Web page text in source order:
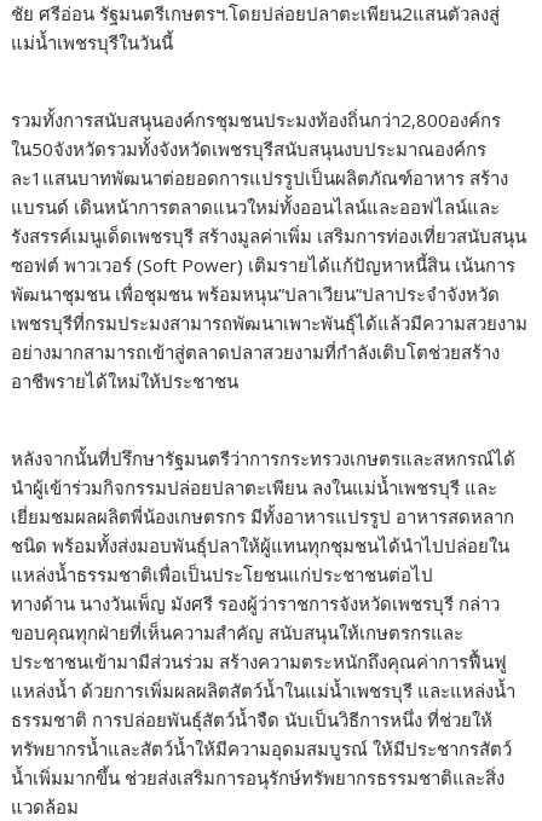
ชัย ศรีอ่อน รัฐมนตรีเกษตรฯ.โดยปล่อยปลาตะเพียน2แสนตัวลงสู่
แม่น้ำเพชรบุรีในวันนี้
รวมทั้งการสนับสนุนองค์กรชุมชนประมงท้องถิ่นกว่า2,800องค์กร
ใน50จังหวัดรวมทั้งจังหวัดเพชรบุรีสนับสนุนงบประมาณองค์กร
ละ1แสนบาทพัฒนาต่อยอดการแปรรูปเป็นผลิตภัณฑ์อาหาร สร้าง
แบรนด์ เดินหน้าการตลาดแนวใหม่ทั้งออนไลน์และออฟไลน์และ
รังสรรค์เมนูเด็ดเพชรบุรี สร้างมูลค่าเพิ่ม เสริมการท่องเที่ยวสนับสนุน
ซอฟต์ พาวเวอร์ (Soft Power) เติมรายได้แก้ปัญหาหนี้สิน เน้นการ
พัฒนาชุมชน เพื่อชุมชน พร้อมหนุน”ปลาเวียน”ปลาประจำจังหวัด
เพชรบุรีที่กรมประมงสามารถพัฒนาเพาะพันธุ์ได้แล้วมีความสวยงาม
อย่างมากสามารถเข้าสู่ตลาดปลาสวยงามที่กำลังเติบโตช่วยสร้าง
อาชีพรายได้ใหม่ให้ประชาชน
หลังจากนั้นที่ปรึกษารัฐมนตรีว่าการกระทรวงเกษตรและสหกรณ์ได้
นำผู้เข้าร่วมกิจกรรมปล่อยปลาตะเพียน ลงในแม่น้ำเพชรบุรี และ
เยี่ยมชมผลผลิตพี่น้องเกษตรกร มีทั้งอาหารแปรรูป อาหารสดหลาก
ชนิด พร้อมทั้งส่งมอบพันธุ์ปลาให้ผู้แทนทุกชุมชนได้นำไปปล่อยใน
แหล่งน้ำธรรมชาติเพื่อเป็นประโยชนแก่ประชาชนต่อไป
ทางด้าน นางวันเพ็ญ มังศรี รองผู้ว่าราชการจังหวัดเพชรบุรี กล่าว
ขอบคุณทุกฝ่ายที่เห็นความสำคัญ สนับสนุนให้เกษตรกรและ
ประชาชนเข้ามามีส่วนร่วม สร้างความตระหนักถึงคุณค่าการฟื้นฟู
แหล่งน้ำ ด้วยการเพิ่มผลผลิตสัตว์น้ำในแม่น้ำเพชรบุรี และแหล่งน้ำ
ธรรมชาติ การปล่อยพันธุ์สัตว์น้ำจืด นับเป็นวิธีการหนึ่ง ที่ช่วยให้
ทรัพยากรน้ำและสัตว์น้ำให้มีความอุดมสมบูรณ์ ให้มีประชากรสัตว์
น้ำเพิ่มมากขึ้น ช่วยส่งเสริมการอนุรักษ์ทรัพยากรธรรมชาติและสิ่ง
แวดล้อม